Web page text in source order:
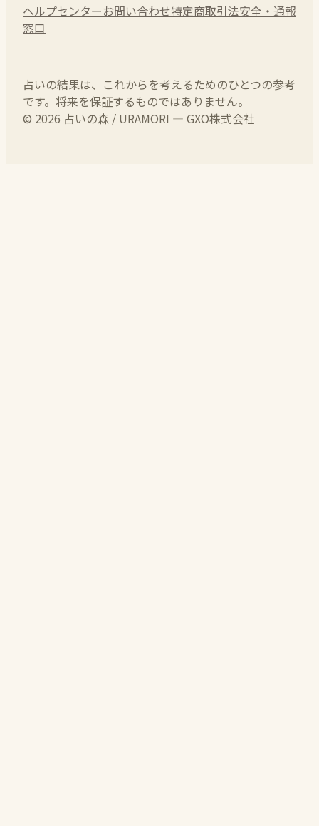
ヘルプセンターお問い合わせ特定商取引法安全・通報
窓口
占いの結果は、これからを考えるためのひとつの参考
です。将来を保証するものではありません。
© 2026 占いの森 / URAMORI — GXO株式会社